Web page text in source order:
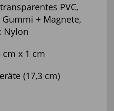
PVC,
+ Magnete,
Nylon
cm x 1 cm
(17,3 cm)